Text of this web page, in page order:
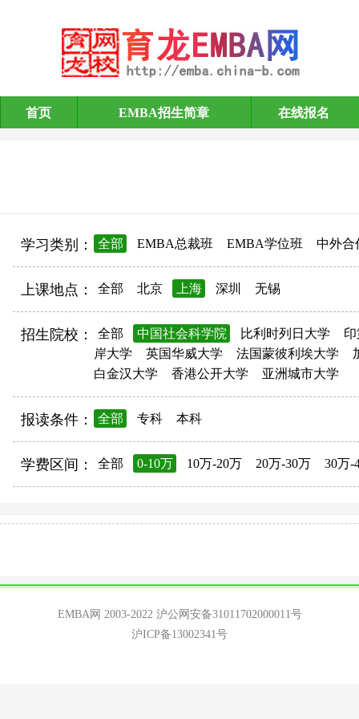
EMBA招生简章
首页 EMBA招生简章 在线报名
学习类别： 全部 EMBA总裁班 EMBA学位班 中外合
上课地点： 全部 北京 上海 深圳 无锡
招生院校： 全部 中国社会科学院 比利时列日大学
岸大学
英国华威大学 法国蒙彼利埃大学
白金汉大学
香港公开大学 亚洲城市大学
报读条件： 全部 专科 本科
学费区间： 全部 0-10万 10万-20万 20万-30万 30万-
EMBA网 2003-2022 沪公网安备31011702000011号
沪ICP备13002341号